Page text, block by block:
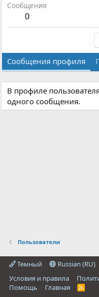
Сообщения
0
Сообщения профиля
В профиле
одного сообщения.
Пользователи
Темный
Russian (RU)
Условия и правила
Помощь
Главная
R